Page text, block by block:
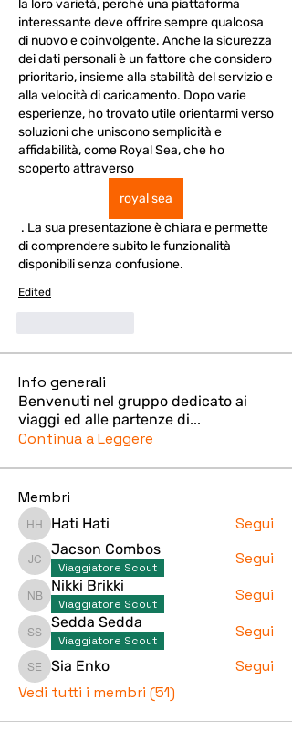
la loro varietà, perché una piattaforma
interessante deve offrire sempre qualcosa
di nuovo e coinvolgente. Anche la sicurezza
dei dati personali è un fattore che considero
prioritario, insieme alla stabilità del servizio e
alla velocità di caricamento. Dopo varie
esperienze, ho trovato utile orientarmi verso
soluzioni che uniscono semplicità e
affidabilità, come Royal Sea, che ho
scoperto attraverso
royal sea
di comprendere subito le funzionalità
disponibili senza confusione.
Edited
Info generali
Benvenuti nel gruppo dedicato ai
viaggi ed alle partenze di...
Continua a Leggere
Membri
Hati Hati
Hati Hati Segui
Jacson Combos
Jacson Combos
Viaggiatore Scout Segui
Nikki Brikki
Nikki Brikki
Viaggiatore Scout Segui
Sedda Sedda
Sedda Sedda
Viaggiatore Scout Segui
Sia Enko
Sia Enko
Segui
Vedi tutti i membri (51)